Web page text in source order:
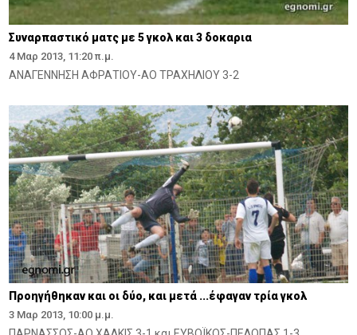
Συναρπαστικό ματς με 5 γκολ και 3 δοκαρια
4 Μαρ 2013, 11:20 π.μ.
ΑΝΑΓΕΝΝΗΣΗ ΑΦΡΑΤΙΟΥ-ΑΟ ΤΡΑΧΗΛΙΟΥ 3-2
Προηγήθηκαν και οι δύο, και μετά ...έφαγαν τρία γκολ
3 Μαρ 2013, 10:00 μ.μ.